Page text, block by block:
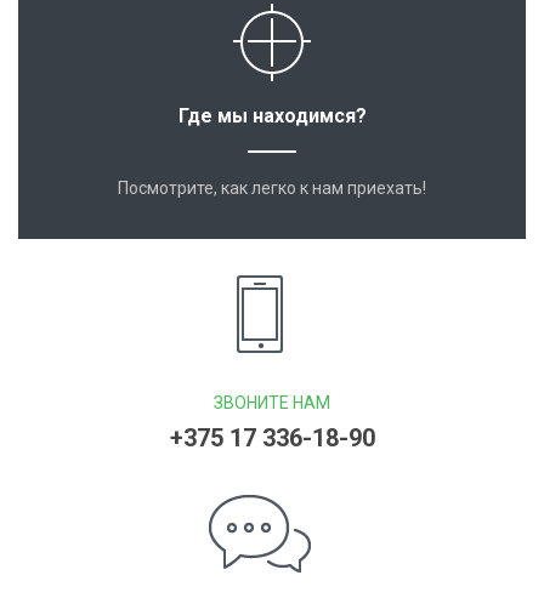
Где мы находимся?
Посмотрите, как легко к нам приехать!
ЗВОНИТЕ НАМ
+375 17 336-18-90